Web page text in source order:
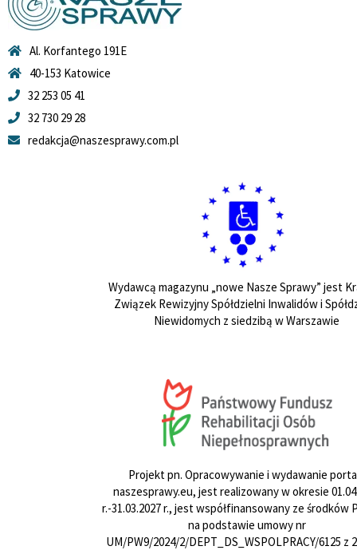
Al. Korfantego 191E
40-153 Katowice
32 253 05 41
32 730 29 28
redakcja@naszesprawy.com.pl
Wydawcą magazynu „nowe Nasze Sprawy” jest
Związek Rewizyjny Spółdzielni Inwalidów i
Niewidomych z siedzibą w Warszawie
Projekt pn. Opracowywanie i wydawanie
naszesprawy.eu, jest realizowany w okresie
r.-31.03.2027 r., jest współfinansowany ze środków
na podstawie umowy nr
UM/PW9/2024/2/DEPT_DS_WSPOLPRACY/6125 z